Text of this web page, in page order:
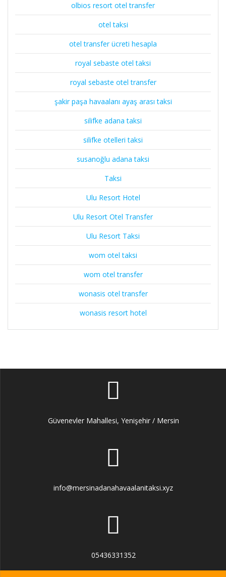
olbios resort otel transfer
otel taksi
otel transfer ücreti hesapla
royal sebaste otel taksi
royal sebaste otel transfer
şakir paşa havaalanı ayaş arası taksi
silifke adana taksi
silifke otelleri taksi
susanoğlu adana taksi
Taksi
Ulu Resort Hotel
Ulu Resort Otel Transfer
Ulu Resort Taksi
wom otel taksi
wom otel transfer
wonasis otel transfer
wonasis resort hotel
Güvenevler Mahallesi, Yenişehir / Mersin
info@mersinadanahavaalanitaksi.xyz
05436331352